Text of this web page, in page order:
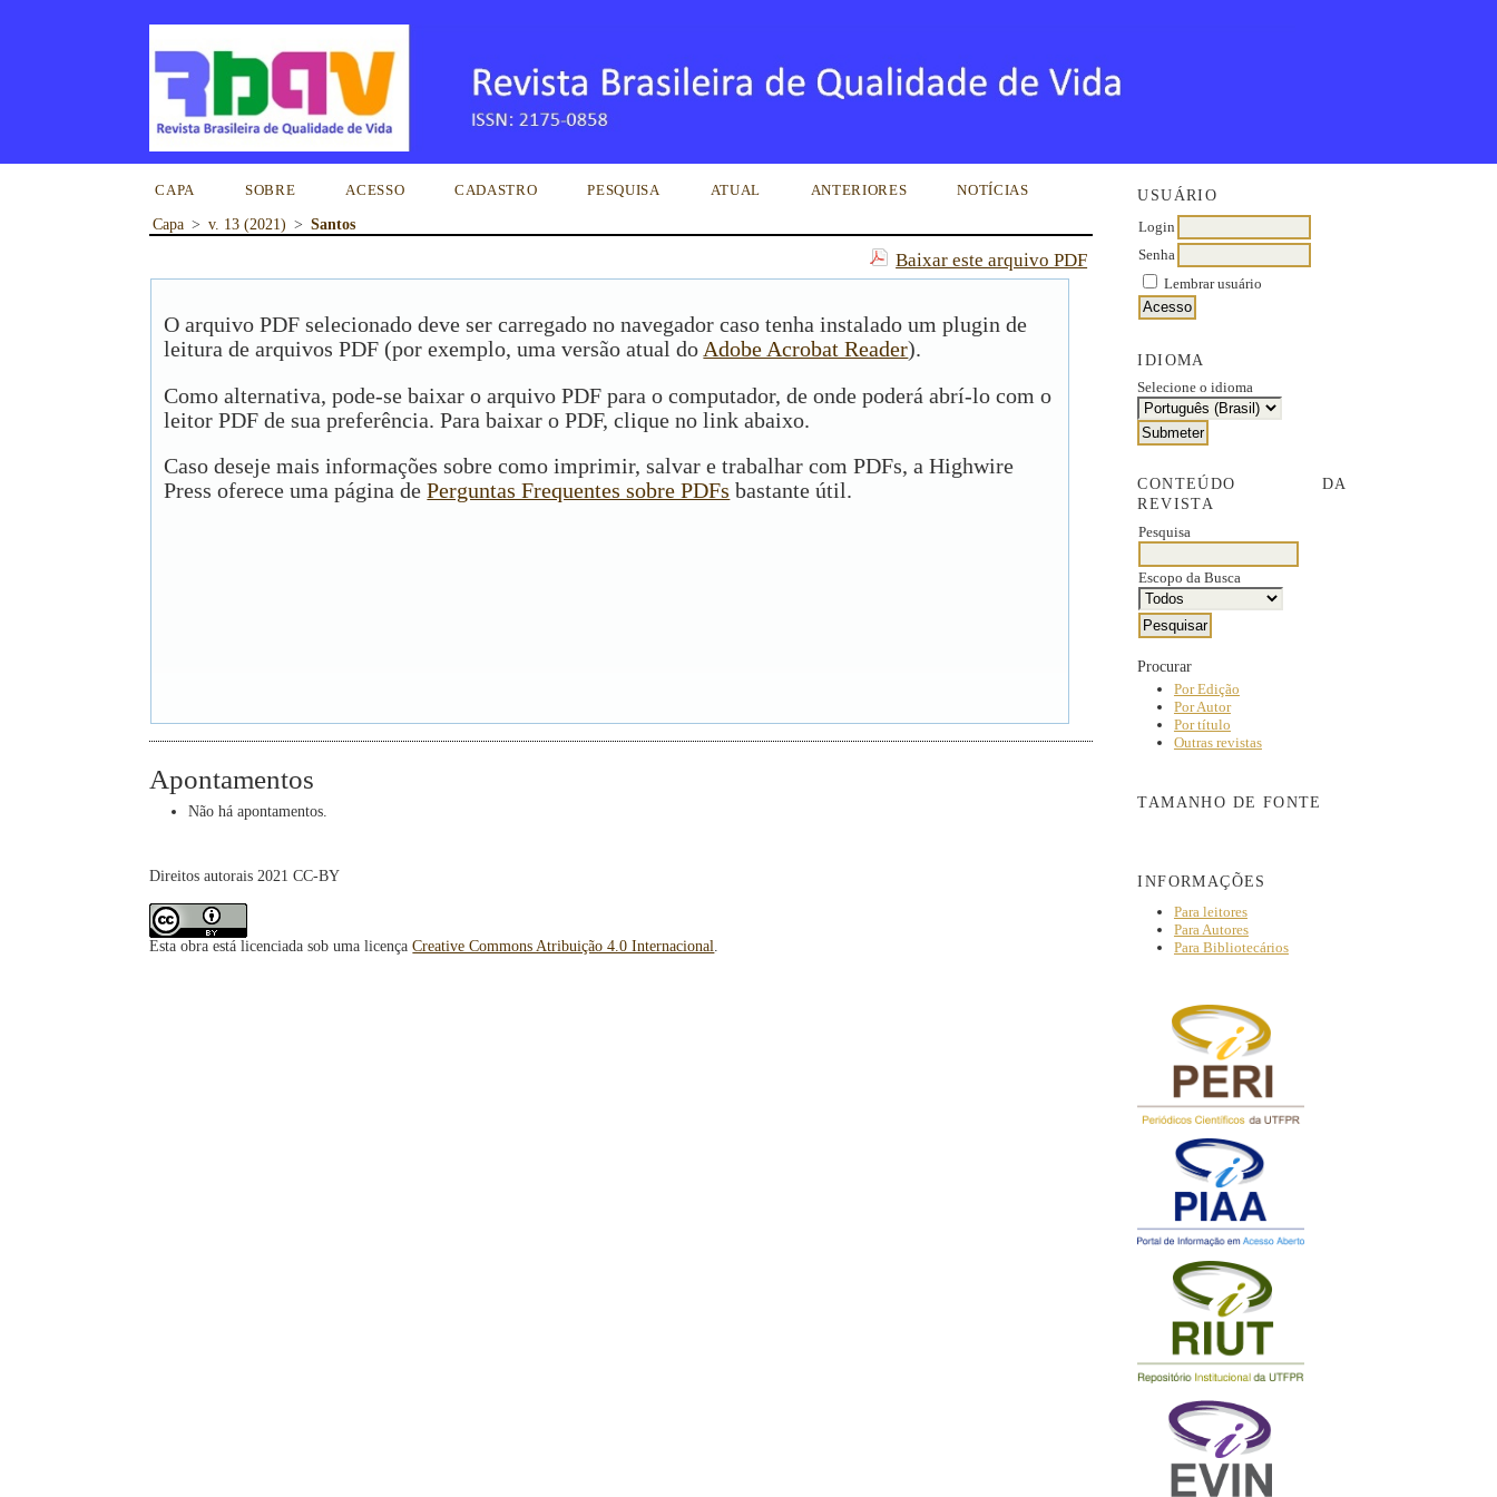
USUÁRIO
Login
Senha
Lembrar usuário
IDIOMA
Selecione o idioma
CONTEÚDO DA
REVISTA
Pesquisa
Escopo da Busca
Procurar
Por Edição
Por Autor
Por título
Outras revistas
TAMANHO DE FONTE
INFORMAÇÕES
Para leitores
Para Autores
Para Bibliotecários
CAPA SOBRE ACESSO CADASTRO PESQUISA ATUAL ANTERIORES NOTÍCIAS
Capa > v. 13 (2021) > Santos
Baixar este arquivo PDF
O arquivo PDF selecionado deve ser carregado no navegador caso tenha instalado um plugin de
leitura de arquivos PDF (por exemplo, uma versão atual do Adobe Acrobat Reader).
Como alternativa, pode-se baixar o arquivo PDF para o computador, de onde poderá abrí-lo com o
leitor PDF de sua preferência. Para baixar o PDF, clique no link abaixo.
Caso deseje mais informações sobre como imprimir, salvar e trabalhar com PDFs, a Highwire
Press oferece uma página dePerguntas Frequentes sobre PDFs bastante útil.
Apontamentos
Não há apontamentos.
Direitos autorais 2021 CC-BY
Esta obra está licenciada sob uma licençaCreative Commons Atribuição 4.0 Internacional.